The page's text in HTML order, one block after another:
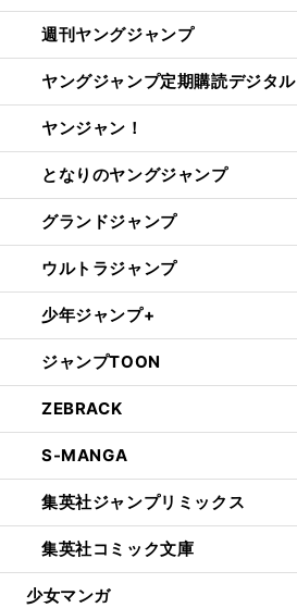
週刊ヤングジャンプ
ヤングジャンプ定期購読デジタル
ヤンジャン！
となりのヤングジャンプ
グランドジャンプ
ウルトラジャンプ
少年ジャンプ+
ジャンプTOON
ZEBRACK
S-MANGA
集英社ジャンプリミックス
集英社コミック文庫
少女マンガ